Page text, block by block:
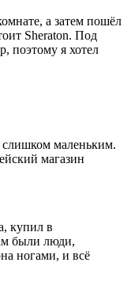
а затем пошёл
Sheraton. Под
поэтому я хотел
слишком маленьким.
магазин
купил в
были люди,
ногами, и всё